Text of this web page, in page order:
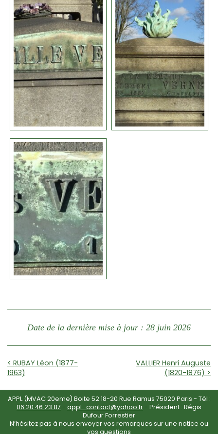
Date de la dernière mise à jour : 28 juin 2026
< RUBAY Léon (1877-
1963)
VALLIER Henri Auguste
(1820-1876) >
APPL (MVAC 20eme) Boite 52 18-20 Rue Ramus 75020 Paris - Tél :
06 20 46 23 87 - appl_contact@yahoo.fr- Président : Régis
Dufour Forrestier
N’hésitez pas à nous envoyer vos remarques sur une notice ou
vos questions